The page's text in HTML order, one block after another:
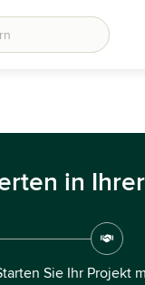
in
Sie Ihr Projekt